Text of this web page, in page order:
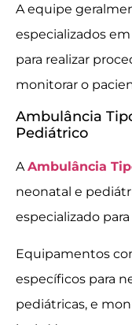
A equipe
especializados
para realizar
monitorar o
Ambulância
Pediátrico
AAmbulância
neonatal e
especializado
Equipamentos
específicos para
pediátricas, e